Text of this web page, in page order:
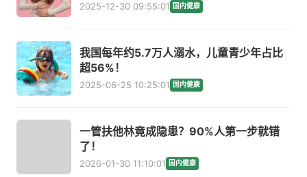
2025-12-30 09:55:01 国内健康
我国每年约5.7万人溺水，儿童青少年占比
超56%！
2025-06-25 10:25:01 国内健康
一管扶他林竟成隐患？90%人第一步就错
了！
2026-01-30 11:10:01 国内健康